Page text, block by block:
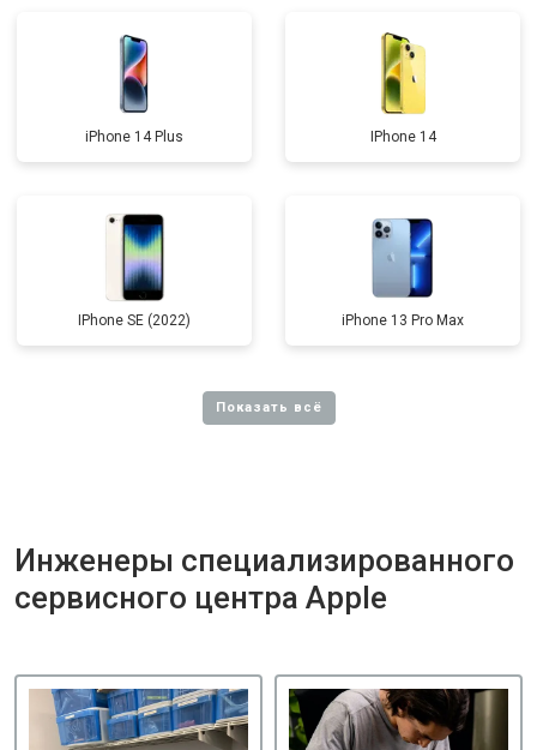
iPhone 14 Plus IPhone 14
IPhone SE (2022) iPhone 13 Pro Max
Инженеры специализированного
сервисного центра Apple